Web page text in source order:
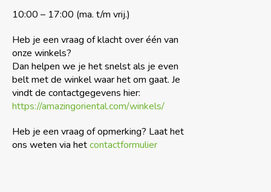
10:00 – 17:00 (ma. t/m vrij.)
Heb je een vraag of klacht over één van
onze winkels?
Dan helpen we je het snelst als je even
belt met de winkel waar het om gaat. Je
vindt de contactgegevens hier:
https://amazingoriental.com/winkels/
Heb je een vraag of opmerking? Laat het
ons weten via hetcontactformulier